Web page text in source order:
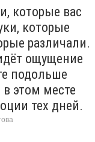
которые вас
которые
различали.
ощущение
подольше
этом месте
тех дней.